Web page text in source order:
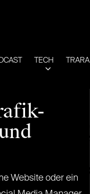
TECH TRARA
Website oder ein